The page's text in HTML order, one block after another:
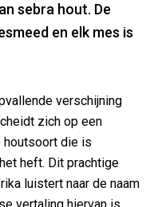
sebra hout. De
en elk mes is
verschijning
zich op een
houtsoort die is
heft. Dit prachtige
luistert naar de naam